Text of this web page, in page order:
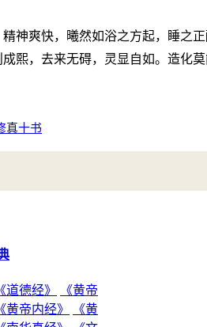
神爽快，曦然如浴之方起，睡之
熙，去来无碍，灵显自如。造化
真十书
《道德经》
《黄帝
《黄帝内经》
《黄